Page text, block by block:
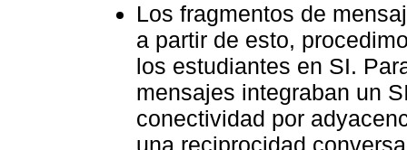
Los fragmentos de
a partir de esto,
los estudiantes en SI.
mensajes integraban un
conectividad por
una reciprocidad